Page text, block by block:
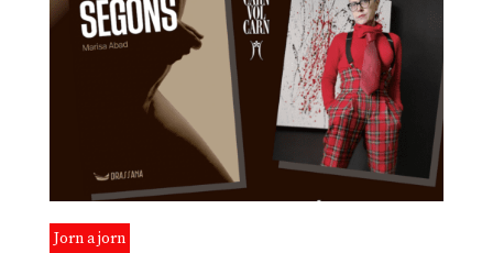
Jorn a jorn